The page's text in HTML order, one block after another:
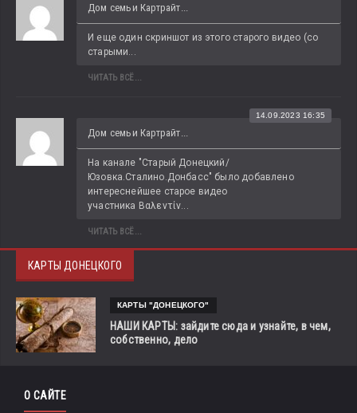
Дом семьи Картрайт...
И еще один скриншот из этого старого видео (со
старыми...
ЧИТАТЬ ВСЁ...
Дом семьи Картрайт...
14.09.2023 16:35
На канале "Старый Донецкий/
Юзовка.Сталино.Донбасс" было добавлено
интереснейшее старое видео
участника Βαλεντίν...
ЧИТАТЬ ВСЁ...
КАРТЫ ДОНЕЦКОГО
КАРТЫ "ДОНЕЦКОГО"
НАШИ КАРТЫ: зайдите сюда и узнайте, в чем,
собственно, дело
О САЙТЕ